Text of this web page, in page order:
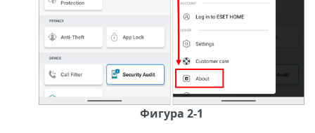
Фигура 2-1